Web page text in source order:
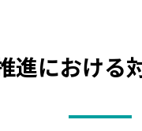
進における